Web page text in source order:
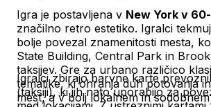
Igra je postavljena v New York v
značilno retro estetiko. Igralci
bolje povezal znamenitosti mesta,
State Building, Central Park in
taksijev. Gre za urbano različico
tematike, ki ohranja duh potovanja
mest, a v bolj lokalnem in
Igralci zbirajo barvne karte
(taksiji), ki jih nato uporabijo za